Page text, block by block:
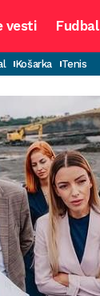
vesti Fudbal
Košarka Tenis